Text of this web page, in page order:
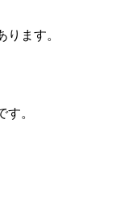
ります。
。